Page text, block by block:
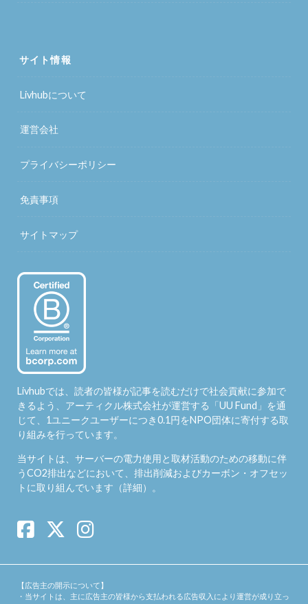
サイト情報
Livhubについて
運営会社
プライバシーポリシー
免責事項
サイトマップ
Livhubでは、読者の皆様が記事を読むだけで社会貢献に参加で
きるよう、アーティクル株式会社が運営する「UU Fund 」を通
じて、1ユニークユーザーにつき0.1円をNPO団体に寄付する取
り組みを行っています。
当サイトは、サーバーの電力使用と取材活動のための移動に伴
うCO2排出などにおいて、排出削減およびカーボン・オフセッ
トに取り組んでいます（詳細）。
【広告主の開示について】
・当サイトは、主に広告主の皆様から支払われる広告収入により運営が成り立っ